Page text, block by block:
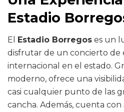
Estadio
El Estadio Borregos es un
disfrutar de un concierto de
internacional en el estado.
moderno, ofrece una
casi cualquier punto de las
cancha. Además, cuenta con